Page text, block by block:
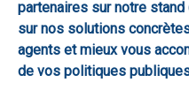
partenaires sur notre
sur nos solutions
agents et mieux vous
de vos politiques